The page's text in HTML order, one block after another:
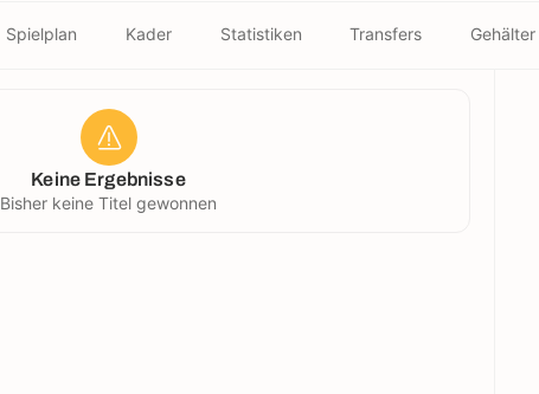
Spielplan Kader Statistiken Transfers Gehälter
Keine Ergebnisse
Bisher keine Titel gewonnen